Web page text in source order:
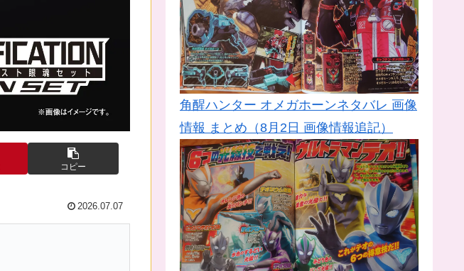
コピー
2026.07.07
角醒ハンター オメガホーンネタバレ 画像
情報 まとめ（8月2日 画像情報追記）